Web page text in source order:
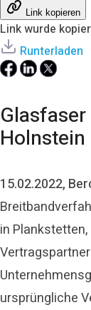
Link kopieren
Link wurde
Runterladen
15.02.2022,
in
ursprüngliche